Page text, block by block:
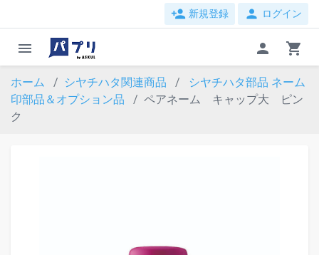
person_add 新規登録 person ログイン
menu person shopping_cart
ホーム シヤチハタ関連商品 シヤチハタ部品 ネーム
印部品＆オプション品
ペアネーム キャップ大 ピン
ク